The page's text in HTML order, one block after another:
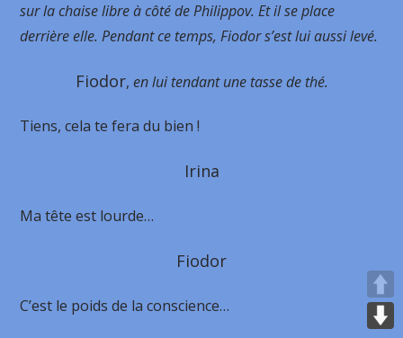
sur la chaise libre à côté de Philippov. Et il se place
derrière elle. Pendant ce temps, Fiodor s’est lui aussi levé.
Fiodor, en lui tendant une tasse de thé.
Tiens, cela te fera du bien !
Irina
Ma tête est lourde…
Fiodor
C’est le poids de la conscience…